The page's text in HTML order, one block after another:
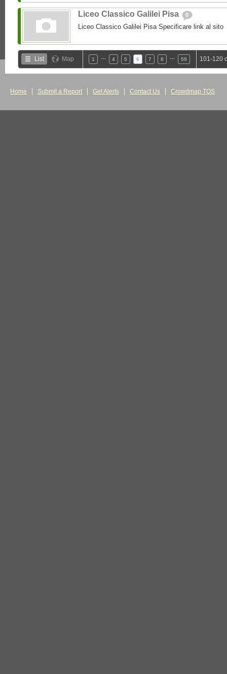
Liceo Classico Galilei Pisa 0
Liceo Classico Galilei Pisa Specificare link al sito
List Map 1 4 5 6 7 8 59 101-120
Home Submit a Report Get Alerts Contact Us Crowdmap TOS